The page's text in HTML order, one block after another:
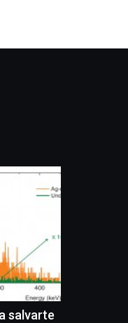
salvarte